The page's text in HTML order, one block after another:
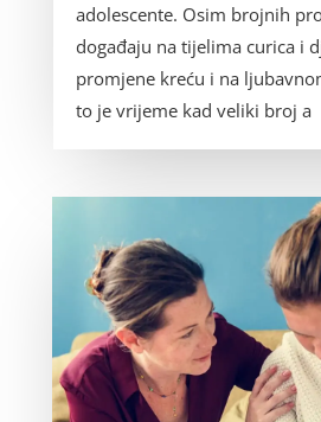
adolescente. Osim brojnih
događaju na tijelima curica i
promjene kreću i na
to je vrijeme kad veliki broj a